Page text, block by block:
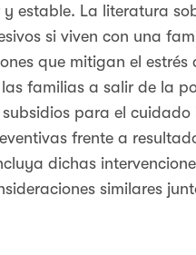
estable. La literatura
si viven con una
que mitigan el
familias a salir de la
para el
frente a
dichas
similares